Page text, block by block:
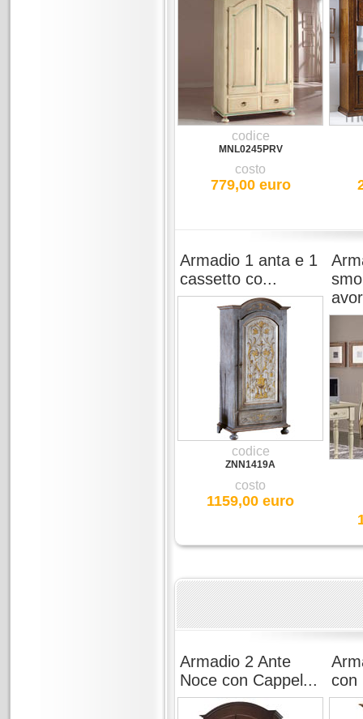
codice
MNL0245PRV
costo
779,00 euro
Armadio 1 anta e 1
cassetto co...
codice
ZNN1419A
costo
1159,00 euro
Armadio 2 Ante
Noce con Cappel...
con